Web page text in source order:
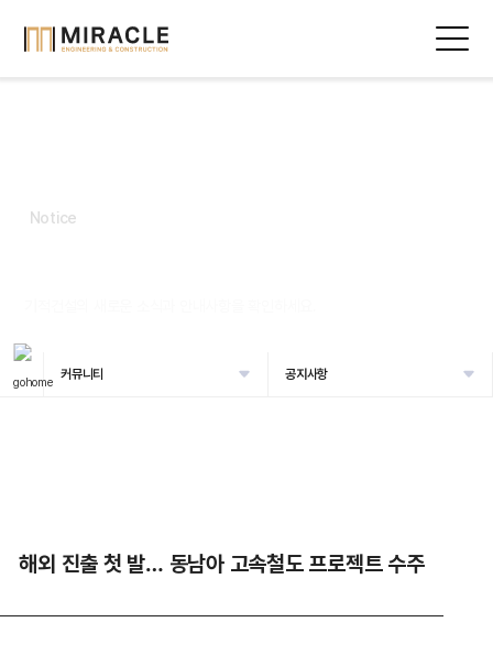
Notice
커뮤니티 공지사항
해외 진출 첫 발… 동남아 고속철도 프로젝트 수주